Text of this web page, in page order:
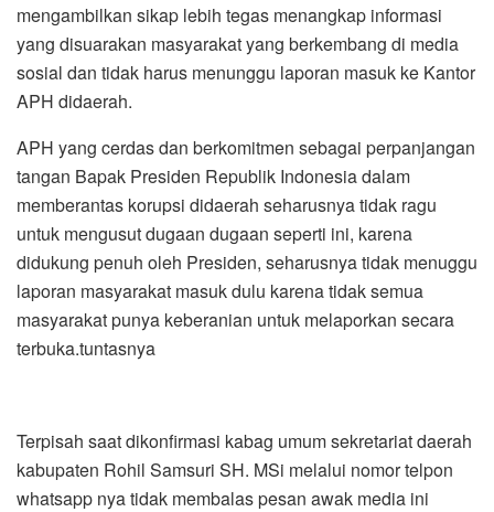
mengambilkan sikap lebih tegas menangkap informasi
yang disuarakan masyarakat yang berkembang di media
sosial dan tidak harus menunggu laporan masuk ke Kantor
APH didaerah.
APH yang cerdas dan berkomitmen sebagai perpanjangan
tangan Bapak Presiden Republik Indonesia dalam
memberantas korupsi didaerah seharusnya tidak ragu
untuk mengusut dugaan dugaan seperti ini, karena
didukung penuh oleh Presiden, seharusnya tidak menuggu
laporan masyarakat masuk dulu karena tidak semua
masyarakat punya keberanian untuk melaporkan secara
terbuka.tuntasnya
Terpisah saat dikonfirmasi kabag umum sekretariat daerah
kabupaten Rohil Samsuri SH. MSi melalui nomor telpon
whatsapp nya tidak membalas pesan awak media ini